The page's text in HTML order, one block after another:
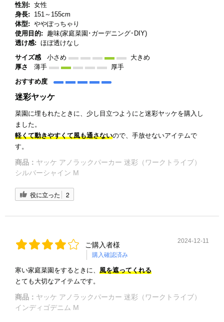
性別: 女性
身長:
151～155cm
体型: ややぽっちゃり
使用目的:
趣味(家庭菜園･ガーデニング･DIY)
透け感: ほぼ透けなし
サイズ感
小さめ
大きめ
厚さ
薄手
厚手
おすすめ度
迷彩ヤッケ
菜園に埋もれたときに、少し目立つようにと迷彩ヤッケを購入し
ました。
軽くて動きやすくて風も通さないので、手放せないアイテムで
す。
商品： ヤッケ アノラックパーカー 迷彩（ワークトライブ）
シルバーシャイン M
役に立った 2
ご購入者様
購入確認済み
2024-12-11
寒い家庭菜園をするときに、 風を遮ってくれる
とても大切なアイテムです。
商品： ヤッケ アノラックパーカー 迷彩（ワークトライブ）
インディゴデニム M